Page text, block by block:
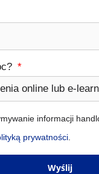
informacji
prywatności
Wyślij